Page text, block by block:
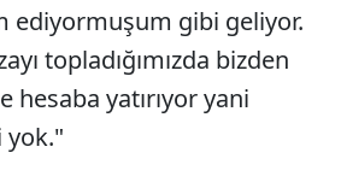
ediyormuşum gibi geliyor.
topladığımızda bizden
hesaba yatırıyor yani
yok."